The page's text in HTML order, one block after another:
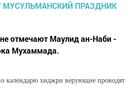
отмечают Маулид ан-Наби -
Мухаммада.
календарю хиджри верующие проводят